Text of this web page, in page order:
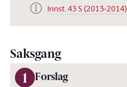
Innst. 43 S (2013-2014)
Saksgang
1 Forslag